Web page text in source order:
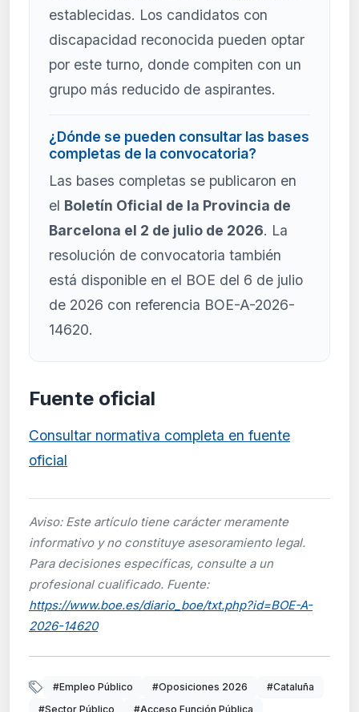
establecidas. Los candidatos con
discapacidad reconocida pueden optar
por este turno, donde compiten con un
grupo más reducido de aspirantes.
¿Dónde se pueden consultar las bases
completas de la convocatoria?
Las bases completas se publicaron en
el Boletín Oficial de la Provincia de
Barcelona el 2 de julio de 2026. La
resolución de convocatoria también
está disponible en el BOE del 6 de julio
de 2026 con referencia BOE-A-2026-
14620.
Fuente oficial
Consultar normativa completa en fuente
oficial
Aviso: Este artículo tiene carácter meramente
informativo y no constituye asesoramiento legal.
Para decisiones específicas, consulte a un
profesional cualificado. Fuente:
https://www.boe.es/diario_boe/txt.php?id=BOE-A-
2026-14620
#Empleo Público #Oposiciones 2026
#Cataluña
#Sector Público
#Acceso Función Pública